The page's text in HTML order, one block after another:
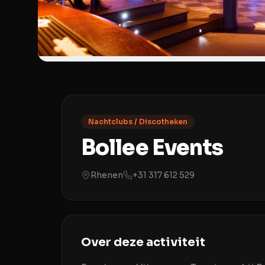
Nachtclubs / Discotheken
Bollee Events
Rhenen +31 317 612 529
Over deze activiteit